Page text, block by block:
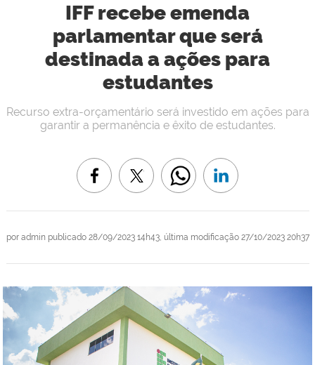
IFF recebe emenda
parlamentar que será
destinada a ações para
estudantes
por admin publicado28/09/2023 14h43, última modificação27/10/2023 20h37
Recurso extra-orçamentário será investido em ações para
garantir a permanência e êxito de estudantes.